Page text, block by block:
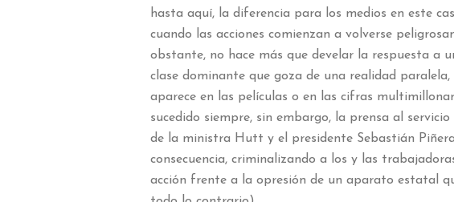
hasta aquí, la diferencia para los medios en este
cuando las acciones comienzan a volverse
obstante, no hace más que develar la respuesta a
clase dominante que goza de una realidad
aparece en las películas o en las cifras
sucedido siempre, sin embargo, la prensa al
de la ministra Hutt y el presidente Sebastián
consecuencia, criminalizando a los y las
acción frente a la opresión de un aparato estatal